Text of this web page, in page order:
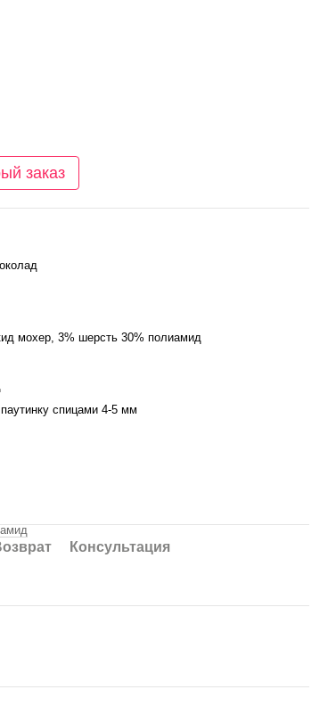
заказ
мохер, 3% шерсть 30% полиамид
спицами 4-5 мм
Консультация